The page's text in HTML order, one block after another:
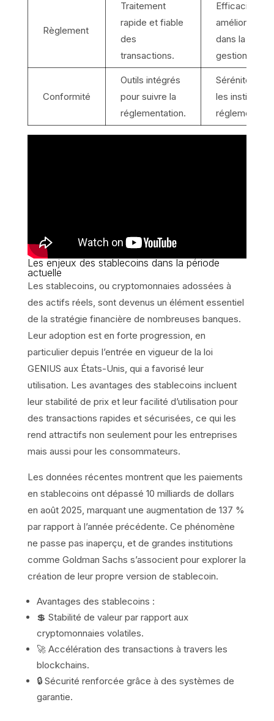
Règlement
Traitement
rapide et fiable
des
transactions.
Efficacité
améliorée
dans la
gestion.
Conformité
Outils intégrés
pour suivre la
réglementation.
Sérénité pour
les
Les enjeux des stablecoins dans la période
actuelle
Les stablecoins, ou cryptomonnaies adossées à
des actifs réels, sont devenus un élément essentiel
de la stratégie financière de nombreuses banques.
Leur adoption est en forte progression, en
particulier depuis l’entrée en vigueur de la loi
GENIUS aux États-Unis, qui a favorisé leur
utilisation. Les avantages des stablecoins incluent
leur stabilité de prix et leur facilité d’utilisation pour
des transactions rapides et sécurisées, ce qui les
rend attractifs non seulement pour les entreprises
mais aussi pour les consommateurs.
Les données récentes montrent que les paiements
en stablecoins ont dépassé 10 milliards de dollars
en août 2025, marquant une augmentation de 137 %
par rapport à l’année précédente. Ce phénomène
ne passe pas inaperçu, et de grandes institutions
comme Goldman Sachs s’associent pour explorer la
création de leur propre version de stablecoin.
Avantages des stablecoins :
💲 Stabilité de valeur par rapport aux
cryptomonnaies volatiles.
🚀 Accélération des transactions à travers les
blockchains.
🔒 Sécurité renforcée grâce à des systèmes de
garantie.